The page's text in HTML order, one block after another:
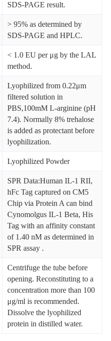
SDS-PAGE result.
> 95% as determined by
SDS-PAGE and HPLC.
< 1.0 EU per μg by the LAL
method.
Lyophilized from 0.22μm
filtered solution in
PBS,100mM L-arginine (pH
7.4). Normally 8% trehalose
is added as protectant before
lyophilization.
Lyophilized Powder
SPR Data:Human IL-1 RII,
hFc Tag captured on CM5
Chip via Protein A can bind
Cynomolgus IL-1 Beta, His
Tag with an affinity constant
of 1.40 nM as determined in
SPR assay .
Centrifuge the tube before
opening. Reconstituting to a
concentration more than 100
μg/ml is recommended.
Dissolve the lyophilized
protein in distilled water.